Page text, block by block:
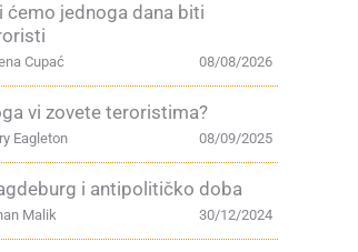
ćemo jednoga dana biti
08/08/2026
Cupać
vi zovete teroristima?
08/09/2025
Eagleton
i antipolitičko doba
30/12/2024
Malik